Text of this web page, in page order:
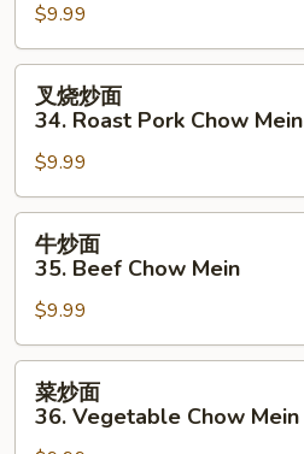
33.
Chicken
Chow
Mein
$9.99
34.
Roast
Pork
Chow
Mein
叉烧炒面
34. Roast Pork Chow Mein
$9.99
35.
Beef
Chow
Mein
牛炒面
35. Beef Chow Mein
$9.99
菜炒面
36. Vegetable Chow Mein